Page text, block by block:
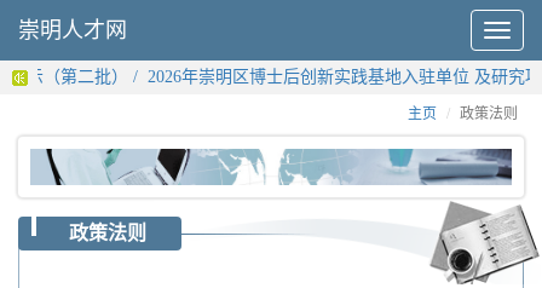
Toggle
崇明人才网
二批）/2026年崇明区博士后创新实践基地入驻单位 及研究项目申报
主页 政策法则
政策法则